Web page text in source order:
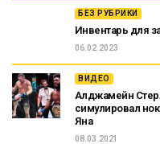
БЕЗ РУБРИКИ
Инвентарь для
06.02.2023
ВИДЕО
Алджамейн
симулировал
Яна
08.03.2021